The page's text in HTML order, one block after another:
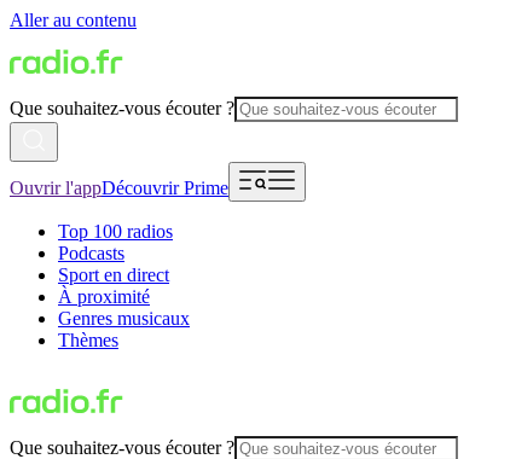
Aller au contenu
Que souhaitez-vous écouter ?
Ouvrir l'appDécouvrir Prime
Top 100 radios
Podcasts
Sport en direct
À proximité
Genres musicaux
Thèmes
Que souhaitez-vous écouter ?